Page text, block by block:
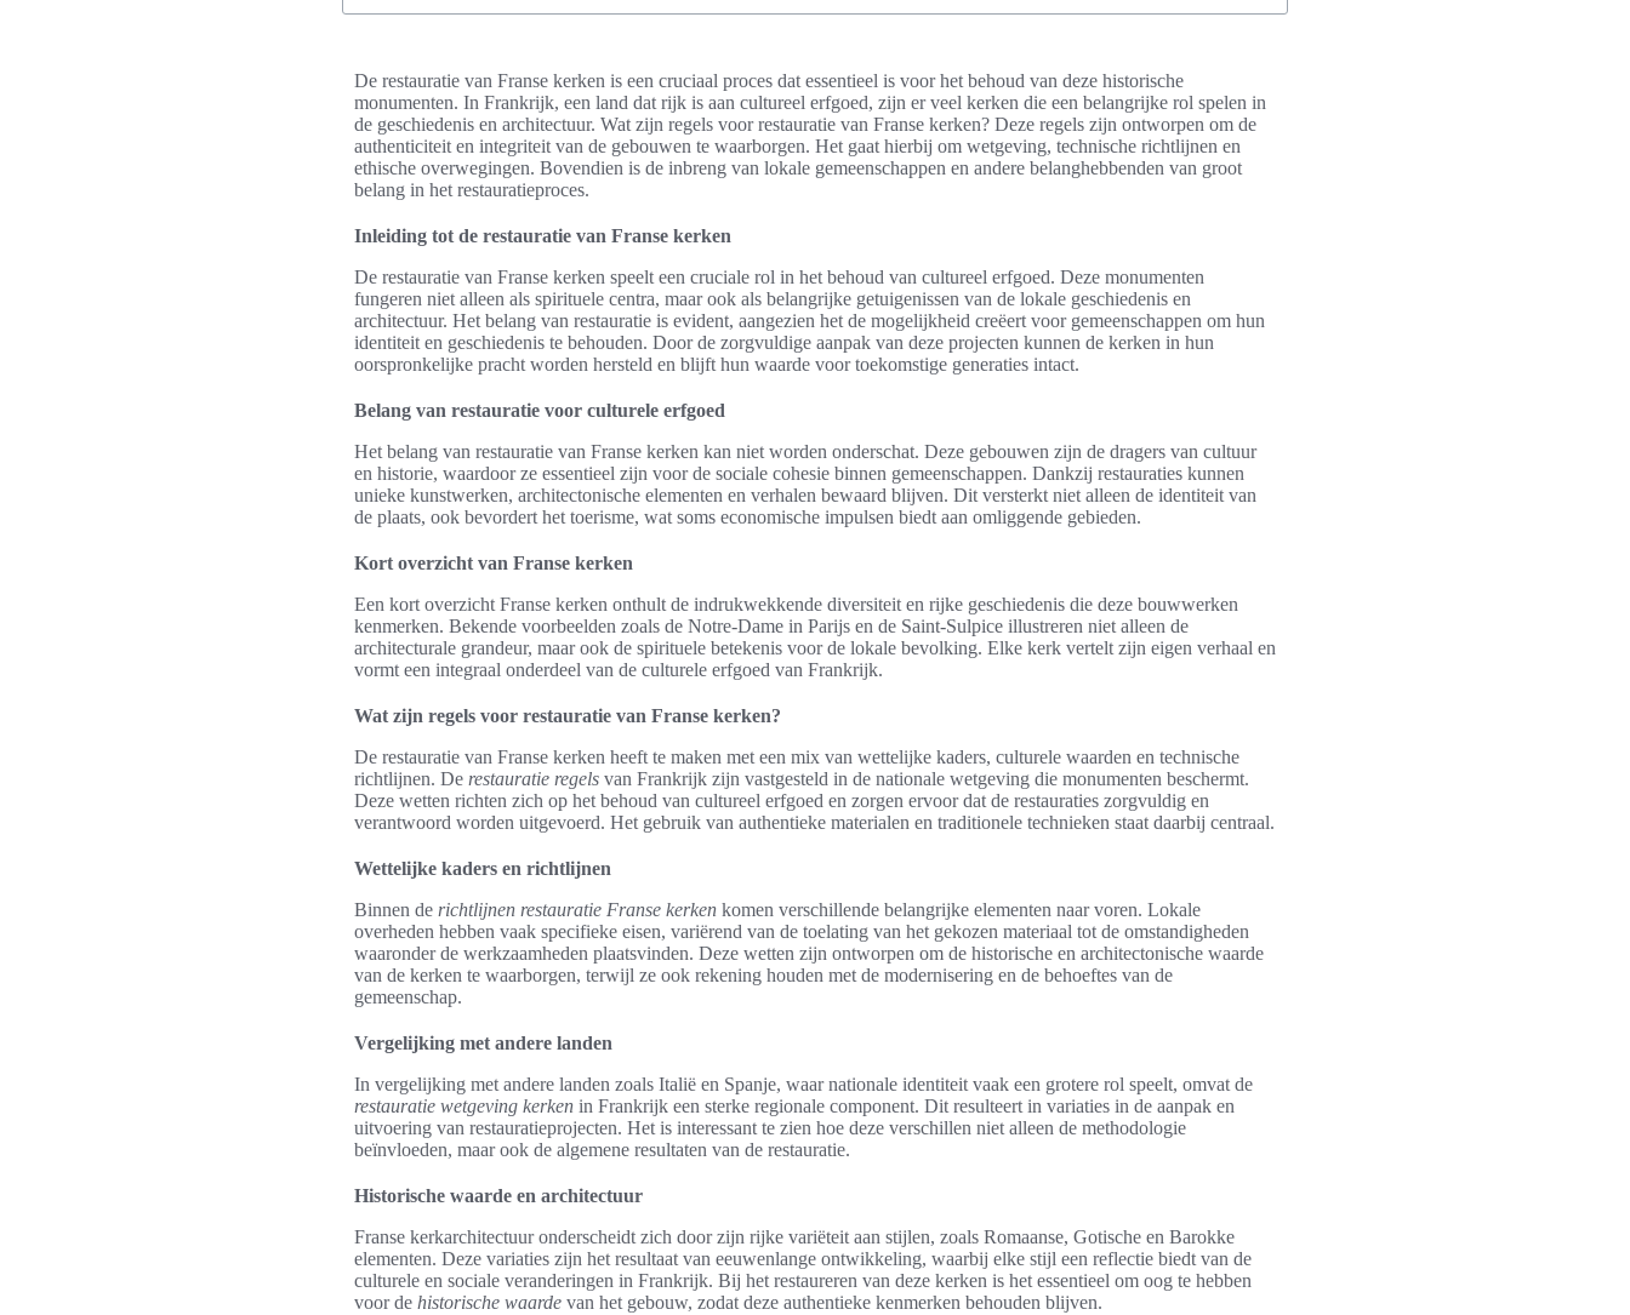
De restauratie van Franse kerken is een cruciaal proces dat essentieel is voor het behoud van deze historische
monumenten. In Frankrijk, een land dat rijk is aan cultureel erfgoed, zijn er veel kerken die een belangrijke rol spelen in
de geschiedenis en architectuur. Wat zijn regels voor restauratie van Franse kerken? Deze regels zijn ontworpen om de
authenticiteit en integriteit van de gebouwen te waarborgen. Het gaat hierbij om wetgeving, technische richtlijnen en
ethische overwegingen. Bovendien is de inbreng van lokale gemeenschappen en andere belanghebbenden van groot
belang in het restauratieproces.
Inleiding tot de restauratie van Franse kerken
De restauratie van Franse kerken speelt een cruciale rol in het behoud van cultureel erfgoed. Deze monumenten
fungeren niet alleen als spirituele centra, maar ook als belangrijke getuigenissen van de lokale geschiedenis en
architectuur. Het belang van restauratie is evident, aangezien het de mogelijkheid creëert voor gemeenschappen om hun
identiteit en geschiedenis te behouden. Door de zorgvuldige aanpak van deze projecten kunnen de kerken in hun
oorspronkelijke pracht worden hersteld en blijft hun waarde voor toekomstige generaties intact.
Belang van restauratie voor culturele erfgoed
Het belang van restauratie van Franse kerken kan niet worden onderschat. Deze gebouwen zijn de dragers van cultuur
en historie, waardoor ze essentieel zijn voor de sociale cohesie binnen gemeenschappen. Dankzij restauraties kunnen
unieke kunstwerken, architectonische elementen en verhalen bewaard blijven. Dit versterkt niet alleen de identiteit van
de plaats, ook bevordert het toerisme, wat soms economische impulsen biedt aan omliggende gebieden.
Kort overzicht van Franse kerken
Een kort overzicht Franse kerken onthult de indrukwekkende diversiteit en rijke geschiedenis die deze bouwwerken
kenmerken. Bekende voorbeelden zoals de Notre-Dame in Parijs en de Saint-Sulpice illustreren niet alleen de
architecturale grandeur, maar ook de spirituele betekenis voor de lokale bevolking. Elke kerk vertelt zijn eigen verhaal en
vormt een integraal onderdeel van de culturele erfgoed van Frankrijk.
Wat zijn regels voor restauratie van Franse kerken?
De restauratie van Franse kerken heeft te maken met een mix van wettelijke kaders, culturele waarden en technische
richtlijnen. De restauratie regels van Frankrijk zijn vastgesteld in de nationale wetgeving die monumenten beschermt.
Deze wetten richten zich op het behoud van cultureel erfgoed en zorgen ervoor dat de restauraties zorgvuldig en
verantwoord worden uitgevoerd. Het gebruik van authentieke materialen en traditionele technieken staat daarbij centraal.
Wettelijke kaders en richtlijnen
Binnen de richtlijnen restauratie Franse kerken komen verschillende belangrijke elementen naar voren. Lokale
overheden hebben vaak specifieke eisen, variërend van de toelating van het gekozen materiaal tot de omstandigheden
waaronder de werkzaamheden plaatsvinden. Deze wetten zijn ontworpen om de historische en architectonische waarde
van de kerken te waarborgen, terwijl ze ook rekening houden met de modernisering en de behoeftes van de
gemeenschap.
Vergelijking met andere landen
In vergelijking met andere landen zoals Italië en Spanje, waar nationale identiteit vaak een grotere rol speelt, omvat de
restauratie wetgeving kerken in Frankrijk een sterke regionale component. Dit resulteert in variaties in de aanpak en
uitvoering van restauratieprojecten. Het is interessant te zien hoe deze verschillen niet alleen de methodologie
beïnvloeden, maar ook de algemene resultaten van de restauratie.
Historische waarde en architectuur
Franse kerkarchitectuur onderscheidt zich door zijn rijke variëteit aan stijlen, zoals Romaanse, Gotische en Barokke
elementen. Deze variaties zijn het resultaat van eeuwenlange ontwikkeling, waarbij elke stijl een reflectie biedt van de
culturele en sociale veranderingen in Frankrijk. Bij het restaureren van deze kerken is het essentieel om oog te hebben
voor de historische waarde van het gebouw, zodat deze authentieke kenmerken behouden blijven.